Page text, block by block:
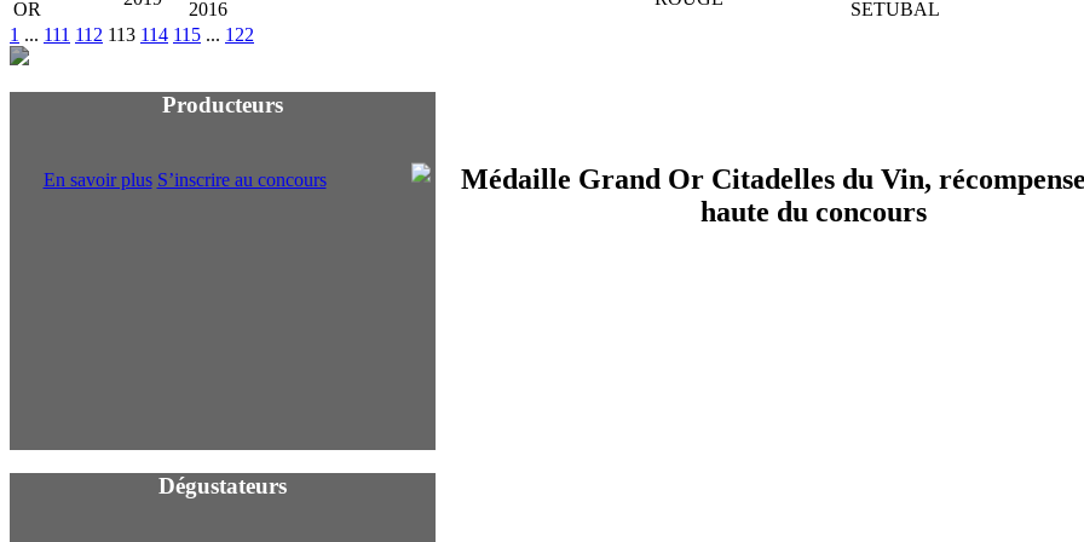
2016
SETUBAL
1 ... 111 112 113 114 115 ... 122
Producteurs
En savoir plus S’inscrire au concours
Dégustateurs